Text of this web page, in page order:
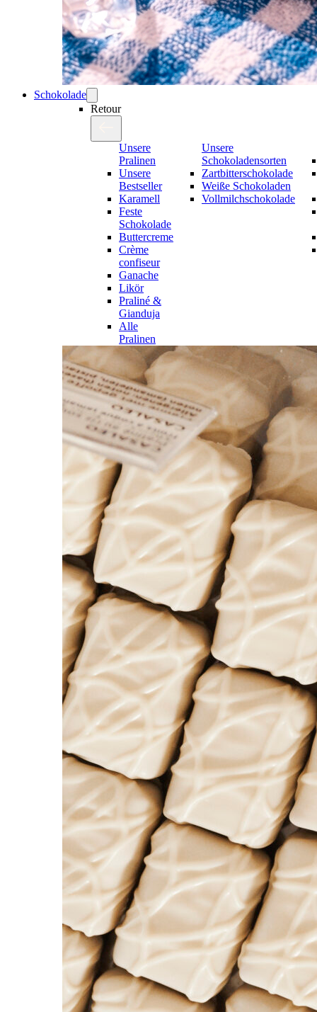
Schokolade
Retour
Unsere
Pralinen
Unsere
Bestseller
Karamell
Feste
Schokolade
Buttercreme
Crème
confiseur
Ganache
Likör
Praliné &
Gianduja
Alle
Pralinen
Unsere
Schokoladensorten
Zartbitterschokolade
Weiße Schokoladen
Vollmilchschokolade